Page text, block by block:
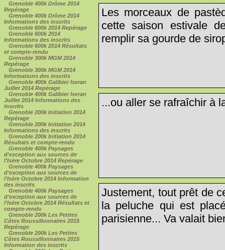
Grenoble 400k Drôme 2014
Repérage
Grenoble 400k Drôme 2014
Informations des inscrits
Grenoble 600k 2014 Repérage
Grenoble 600k 2014
Informations des inscrits
Grenoble 600k 2014 Résultats
et compte-rendu
Grenoble 300k MGM 2014
Repérage
Grenoble 300k MGM 2014
Informations des inscrits
Grenoble 400k Galibier Iseran
Juillet 2014 Repérage
Grenoble 400k Galibier Iseran
Juillet 2014 Informations des
inscrits
Grenoble 200k Initiation 2014
Repérage
Grenoble 200k Initiation 2014
Informations des inscrits
Grenoble 200k Initiation 2014
Résultats et compte-rendu
Grenoble 400k Paysages
d'exception aux sources de
l'Isère Octobre 2014 Repérage
Grenoble 400k Paysages
d'exception aux sources de
l'Isère Octobre 2014 Information
des inscrits
Grenoble 400k Paysages
d'exception aux sources de
l'Isère Octobre 2014 Résultats et
compte-rendu
Grenoble 200k Les Petites
Côtes Roussillonnaires 2015
Repérage
Grenoble 200k Les Petites
Côtes Roussillonnaires 2015
Information des inscrits
Les morceaux de
cette saison estivale
remplir sa gourde de
...ou aller se rafraîchir à
Justement, tout prêt de
la peluche qui est
parisienne... Va valait